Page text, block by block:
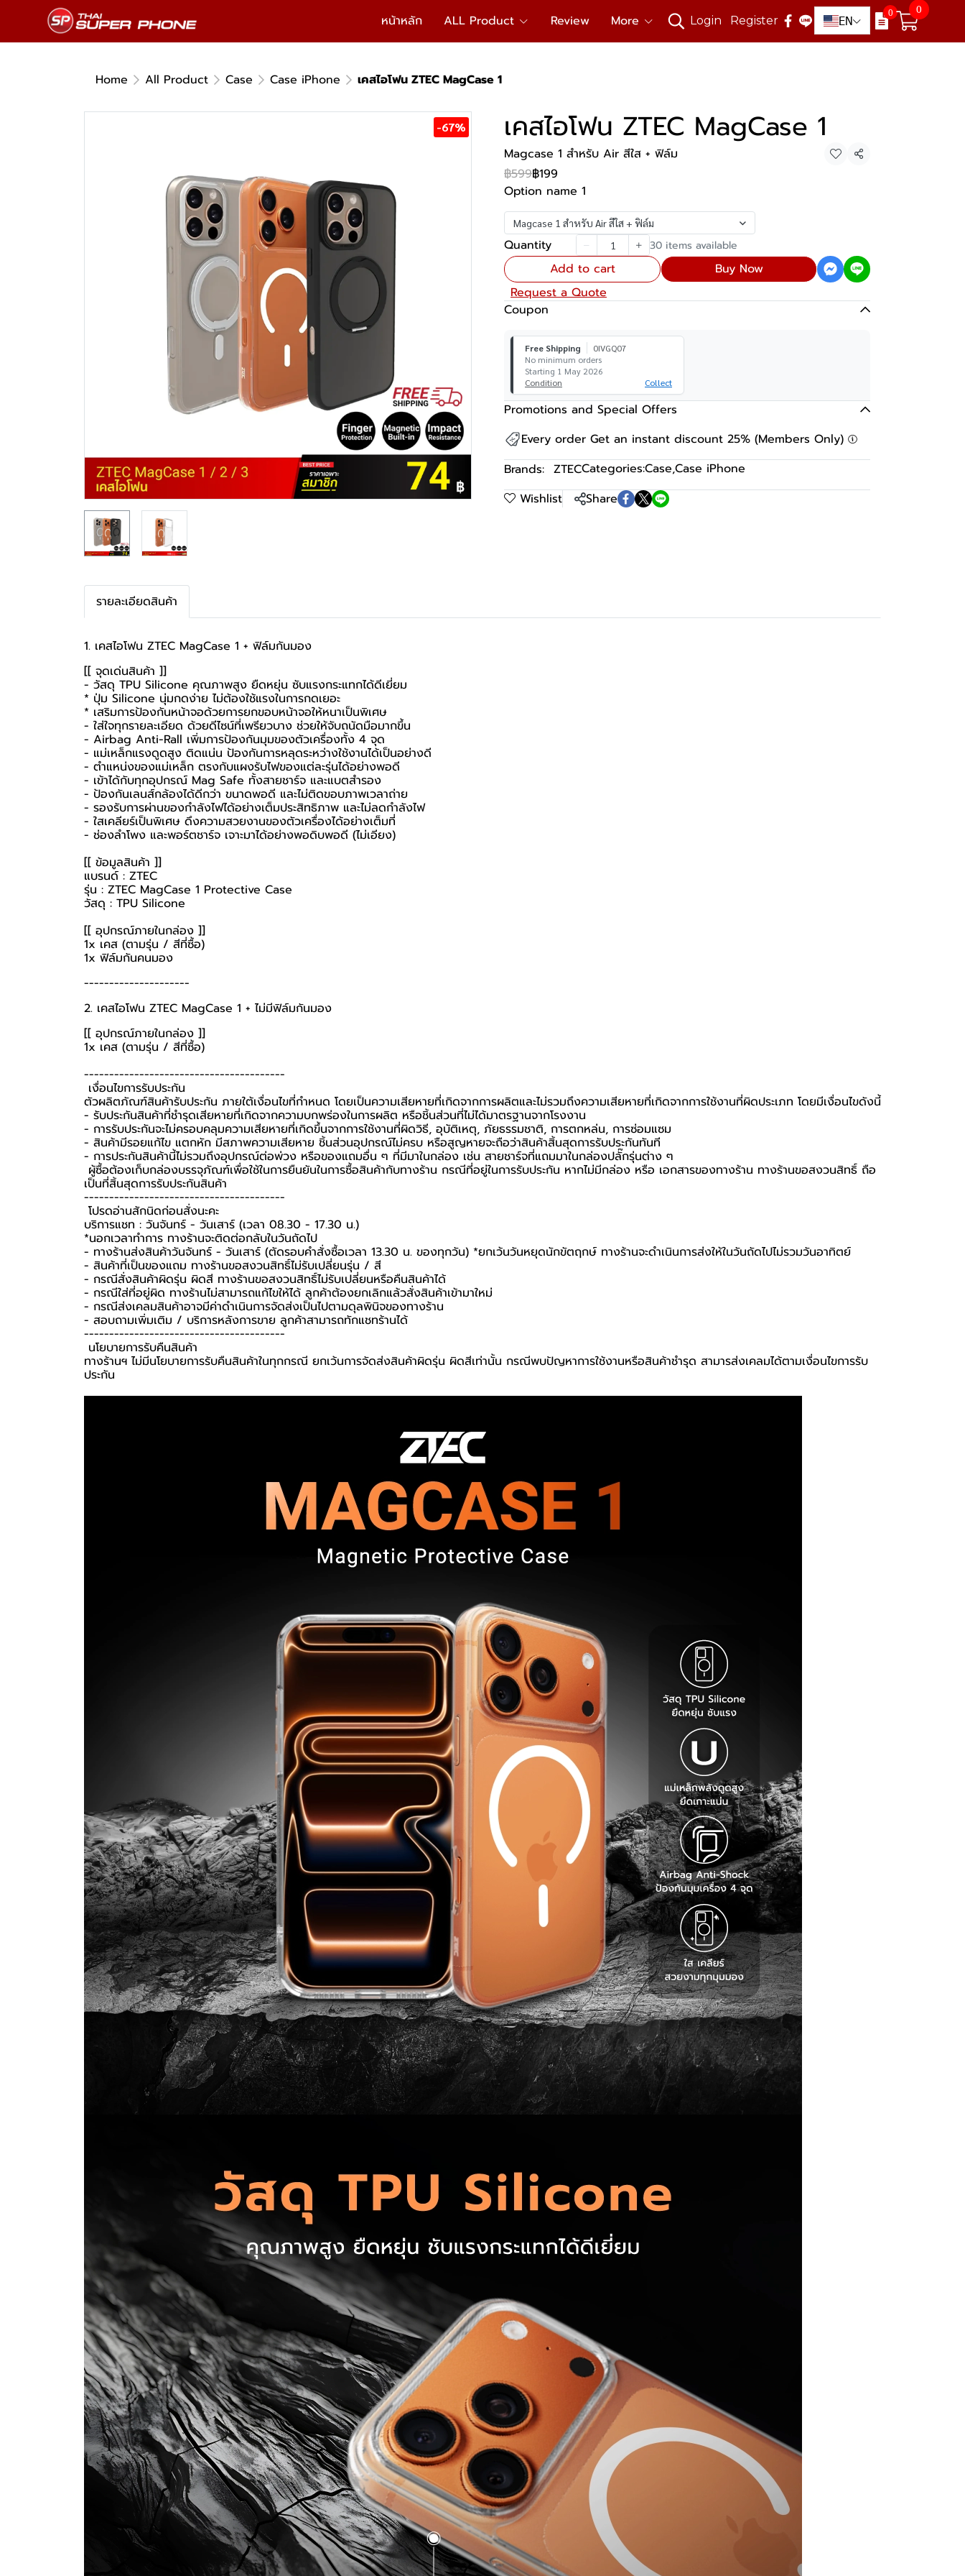
หน้าหลัก ALL Product Review More Login Register EN
0 0
Home All Product Case Case iPhone เคสไอโฟน ZTEC MagCase 1
-67% เคสไอโฟน ZTEC MagCase 1
Magcase 1 สำหรับ Air สีใส + ฟิล์ม
Share
฿599฿199
Option name 1
Magcase 1 สำหรับ Air สีใส + ฟิล์ม
Quantity 30 items available
Add to cart
Buy Now
Request a Quote
Coupon
Free Shipping
0IVGQ07
No minimum orders
Starting 1 May 2026
Condition
Collect
Promotions and Special Offers
Every order Get an instant discount 25% (Members Only)
Brands: ZTECCategories:Case,Case iPhone
Wishlist
Share
รายละเอียดสินค้า
1. เคสไอโฟน ZTEC MagCase 1 + ฟิล์มกันมอง
[[ จุดเด่นสินค้า ]]
- วัสดุ TPU Silicone คุณภาพสูง ยืดหยุ่น ซับแรงกระแทกได้ดีเยี่ยม
* ปุ่ม Silicone นุ่มกดง่าย ไม่ต้องใช้แรงในการกดเยอะ
* เสริมการป้องกันหน้าจอด้วยการยกขอบหน้าจอให้หนาเป็นพิเศษ
- ใส่ใจทุกรายละเอียด ด้วยดีไซน์ที่เพรียวบาง ช่วยให้จับถนัดมือมากขึ้น
- Airbag Anti-Rall เพิ่มการป้องกันมุมของตัวเครื่องทั้ง 4 จุด
- แม่เหล็กแรงดูดสูง ติดแน่น ป้องกันการหลุดระหว่างใช้งานได้เป็นอย่างดี
- ตำแหน่งของแม่เหล็ก ตรงกับแผงรับไฟของแต่ละรุ่นได้อย่างพอดี
- เข้าได้กับทุกอุปกรณ์ Mag Safe ทั้งสายชาร์จ และแบตสำรอง
- ป้องกันเลนส์กล้องได้ดีกว่า ขนาดพอดี และไม่ติดขอบภาพเวลาถ่าย
- รองรับการผ่านของกำลังไฟได้อย่างเต็มประสิทธิภาพ และไม่ลดกำลังไฟ
- ใสเคลียร์เป็นพิเศษ ดึงความสวยงานของตัวเครื่องได้อย่างเต็มที่
- ช่องลำโพง และพอร์ตชาร์จ เจาะมาได้อย่างพอดิบพอดี (ไม่เอียง)
[[ ข้อมูลสินค้า ]]
แบรนด์ : ZTEC
รุ่น : ZTEC MagCase 1 Protective Case
วัสดุ : TPU Silicone
[[ อุปกรณ์ภายในกล่อง ]]
1x เคส (ตามรุ่น / สีที่ซื้อ)
1x ฟิล์มกันคนมอง
---------------------
2. เคสไอโฟน ZTEC MagCase 1 + ไม่มีฟิล์มกันมอง
[[ อุปกรณ์ภายในกล่อง ]]
1x เคส (ตามรุ่น / สีที่ซื้อ)
----------------------------------------
️ เงื่อนไขการรับประกัน ️
ตัวผลิตภัณฑ์สินค้ารับประกัน ภายใต้เงื่อนไขที่กำหนด โดยเป็นความเสียหายที่เกิดจากการผลิตและไม่รวมถึงความเสียหายที่เกิดจากการใช้งานที่ผิดประเภท โดยมีเงื่อนไขดังนี้
- รับประกันสินค้าที่ชำรุดเสียหายที่เกิดจากความบกพร่องในการผลิต หรือชิ้นส่วนที่ไม่ได้มาตรฐานจากโรงงาน
- การรับประกันจะไม่ครอบคลุมความเสียหายที่เกิดขึ้นจากการใช้งานที่ผิดวิธี, อุบัติเหตุ, ภัยธรรมชาติ, การตกหล่น, การซ่อมแซม
- สินค้ามีรอยแก้ไข แตกหัก มีสภาพความเสียหาย ชิ้นส่วนอุปกรณ์ไม่ครบ หรือสูญหายจะถือว่าสินค้าสิ้นสุดการรับประกันทันที
- การประกันสินค้านี้ไม่รวมถึงอุปกรณ์ต่อพ่วง หรือของแถมอื่น ๆ ที่มีมาในกล่อง เช่น สายชาร์จที่แถมมาในกล่องปลั๊กรุ่นต่าง ๆ
️ ผู้ซื้อต้องเก็บกล่องบรรจุภัณฑ์เพื่อใช้ในการยืนยันในการซื้อสินค้ากับทางร้าน กรณีที่อยู่ในการรับประกัน หากไม่มีกล่อง หรือ เอกสารของทางร้าน ทางร้านขอสงวนสิทธิ์ ถือ
เป็นที่สิ้นสุดการรับประกันสินค้า ️
----------------------------------------
️ โปรดอ่านสักนิดก่อนสั่งนะคะ️
บริการแชท : วันจันทร์ - วันเสาร์ (เวลา 08.30 - 17.30 น.)
*นอกเวลาทำการ ทางร้านจะติดต่อกลับในวันถัดไป
- ทางร้านส่งสินค้าวันจันทร์ - วันเสาร์ (ตัดรอบคำสั่งซื้อเวลา 13.30 น. ของทุกวัน) *ยกเว้นวันหยุดนักขัตฤกษ์ ทางร้านจะดำเนินการส่งให้ในวันถัดไปไม่รวมวันอาทิตย์
- สินค้าที่เป็นของแถม ทางร้านขอสงวนสิทธิ์ไม่รับเปลี่ยนรุ่น / สี
- กรณีสั่งสินค้าผิดรุ่น ผิดสี ทางร้านขอสงวนสิทธิ์ไม่รับเปลี่ยนหรือคืนสินค้าได้
- กรณีใส่ที่อยู่ผิด ทางร้านไม่สามารถแก้ไขให้ได้ ลูกค้าต้องยกเลิกแล้วสั่งสินค้าเข้ามาใหม่
- กรณีส่งเคลมสินค้าอาจมีค่าดำเนินการจัดส่งเป็นไปตามดุลพินิจของทางร้าน
- สอบถามเพิ่มเติม / บริการหลังการขาย ลูกค้าสามารถทักแชทร้านได้
----------------------------------------
️ นโยบายการรับคืนสินค้า ️
ทางร้านฯ ไม่มีนโยบายการรับคืนสินค้าในทุกกรณี ยกเว้นการจัดส่งสินค้าผิดรุ่น ผิดสีเท่านั้น กรณีพบปัญหาการใช้งานหรือสินค้าชำรุด สามารส่งเคลมได้ตามเงื่อนไขการรับ
ประกัน